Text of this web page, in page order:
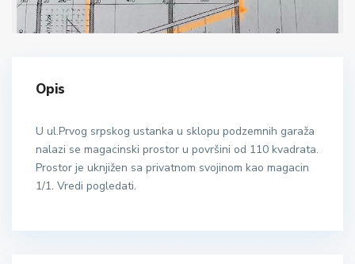
Opis
U ul.Prvog srpskog ustanka u sklopu podzemnih garaža
nalazi se magacinski prostor u površini od 110 kvadrata.
Prostor je uknjižen sa privatnom svojinom kao magacin
1/1. Vredi pogledati.